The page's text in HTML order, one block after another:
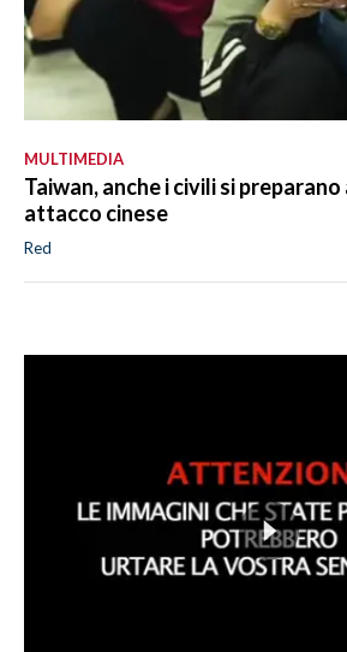
MULTIMEDIA
Taiwan, anche i civili si
attacco cinese
Red